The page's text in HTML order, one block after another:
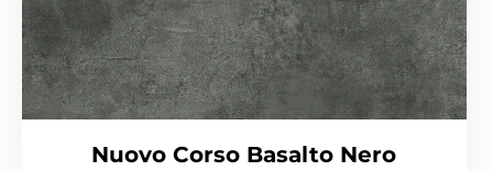
Nuovo Corso Basalto Nero